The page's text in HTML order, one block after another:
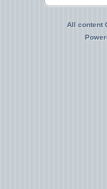
All content